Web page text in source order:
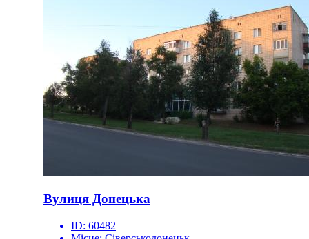
Вулиця Донецька
ID: 60482